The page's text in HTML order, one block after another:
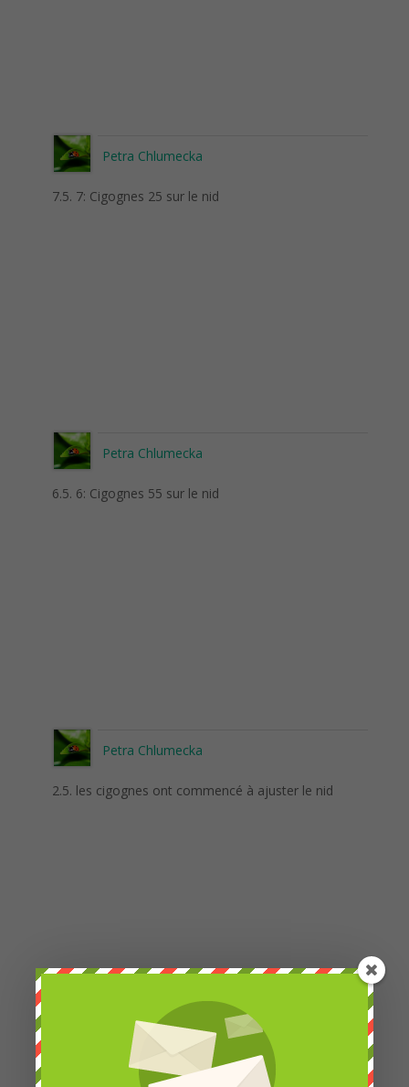
Petra Chlumecka
7.5. 7: Cigognes 25 sur le nid
Petra Chlumecka
6.5. 6: Cigognes 55 sur le nid
Petra Chlumecka
2.5. les cigognes ont commencé à ajuster le nid
Petra Chlumecka